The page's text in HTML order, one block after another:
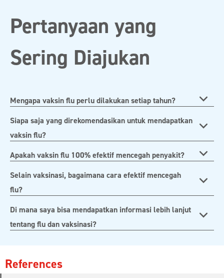
Pertanyaan yang
Sering Diajukan
Mengapa vaksin flu perlu dilakukan setiap tahun?
Siapa saja yang direkomendasikan untuk mendapatkan
vaksin flu?
Apakah vaksin flu 100% efektif mencegah penyakit?
Selain vaksinasi, bagaimana cara efektif mencegah
flu?
Di mana saya bisa mendapatkan informasi lebih lanjut
tentang flu dan vaksinasi?
References